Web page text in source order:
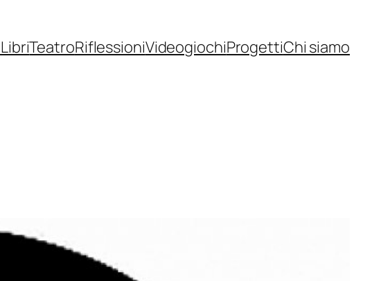
LibriTeatroRiflessioniVideogiochiProgettiChi siamo